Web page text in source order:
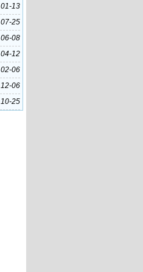
01-13
07-25
06-08
04-12
02-06
12-06
10-25